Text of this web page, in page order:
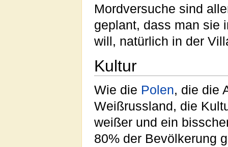
Mordversuche sind
geplant, dass man sie
will, natürlich in der
Kultur
Wie die Polen, die die
Weißrussland, die
weißer und ein
80% der Bevölkerung